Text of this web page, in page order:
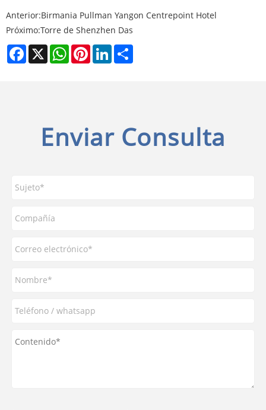
Anterior:Birmania Pullman Yangon Centrepoint Hotel
Próximo:Torre de Shenzhen Das
Facebook
X WhatsAppPinterestLinkedIn
Enviar Consulta